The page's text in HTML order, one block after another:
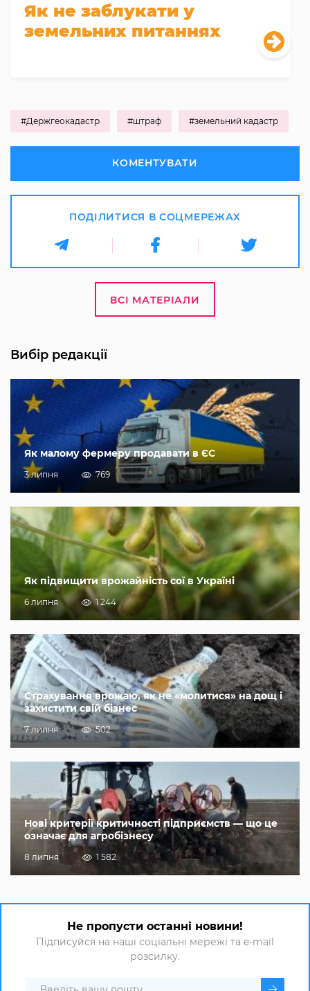
Як не заблукати у
земельних питаннях
#Держгеокадастр #штраф #земельний кадастр
КОМЕНТУВАТИ
ПОДІЛИТИСЯ В СОЦМЕРЕЖАХ
ВСІ МАТЕРІАЛИ
Вибір редакції
Як малому фермеру продавати в ЄС
3 липня 769
Як підвищити врожайність сої в Україні
6 липня 1 244
Страхування врожаю, як не «молитися» на дощ і
захистити свій бізнес
7 липня 502
Нові критерії критичності підприємств — що це
означає для агробізнесу
8 липня 1 582
Не пропусти останні новини!
Підписуйся на наші соціальні мережі та e-mail
розсилку.